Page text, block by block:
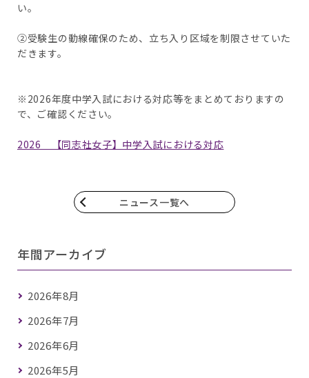
い。
②受験生の動線確保のため、立ち入り区域を制限させていた
だきます。
※2026年度中学入試における対応等をまとめておりますの
で、ご確認ください。
2026 【同志社女子】中学入試における対応
ニュース一覧へ
年間アーカイブ
2026年8月
2026年7月
2026年6月
2026年5月